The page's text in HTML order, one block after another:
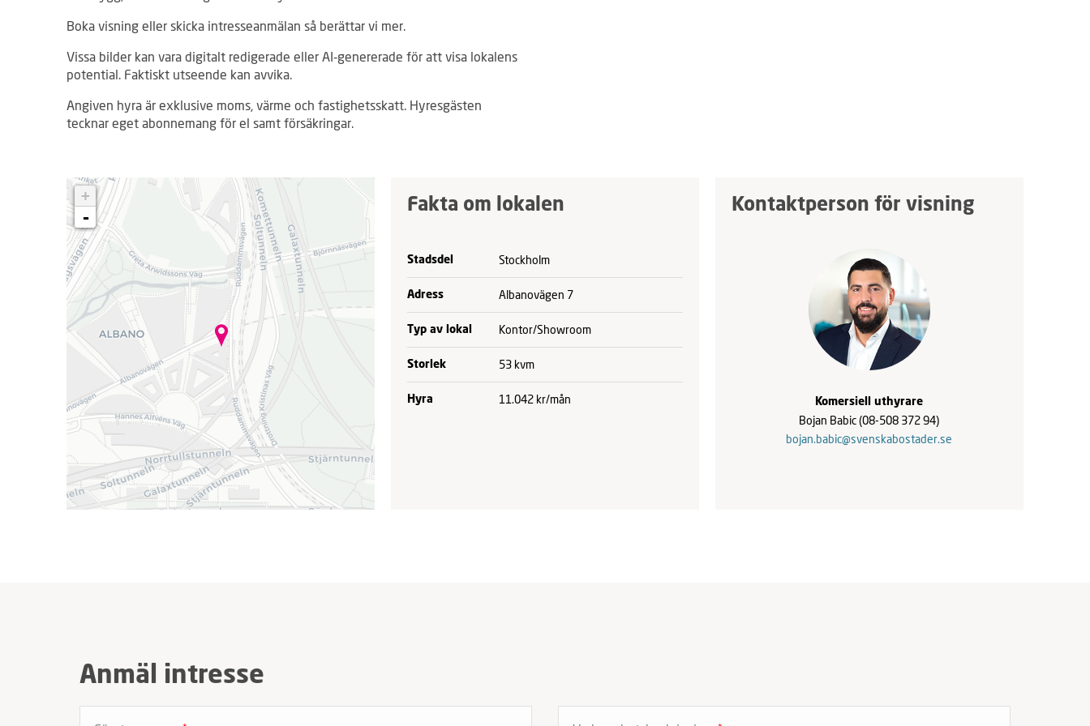
Boka visning eller skicka intresseanmälan så berättar vi mer.
Vissa bilder kan vara digitalt redigerade eller AI‑genererade för att visa lokalens
potential. Faktiskt utseende kan avvika.
Angiven hyra är exklusive moms, värme och fastighetsskatt. Hyresgästen
tecknar eget abonnemang för el samt försäkringar.
L
d
a
.
.
+
-
Fakta om lokalen
Stadsdel Stockholm
Adress Albanovägen 7
Typ av lokal Kontor/Showroom
Storlek 53 kvm
Hyra 11.042 kr/mån
Kontaktperson för visning
Komersiell uthyrare
Bojan Babic(08-508 372 94)
bojan.babic@svenskabostader.se
Anmäl intresse